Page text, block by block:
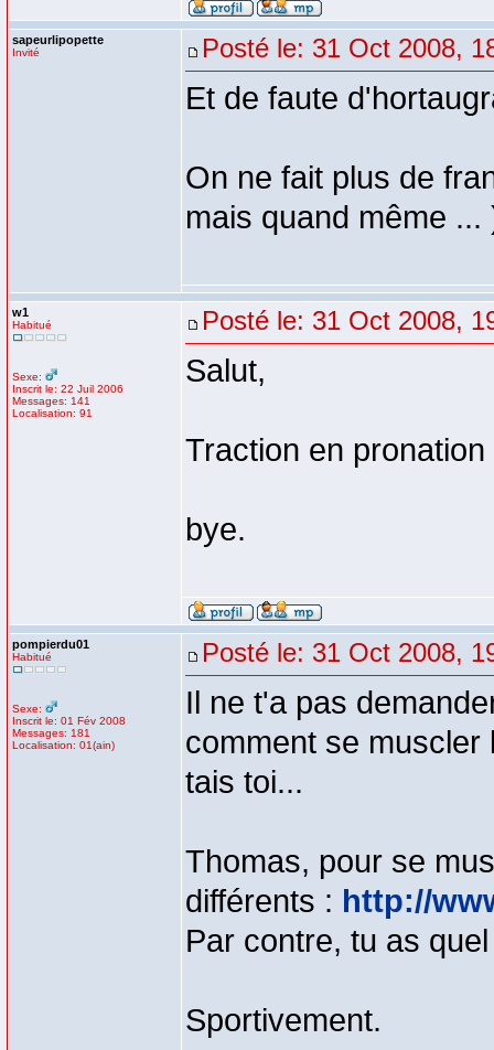
sapeurlipopette
Invité Posté le: 31 Oct 2008,
Et de faute
On ne fait plus de
mais quand même ...
w1
Habitué
Sexe:
Inscrit le: 22 Juil 2006
Messages: 141
Localisation: 91
Posté le: 31 Oct 2008,
Salut,
Traction en
bye.
pompierdu01
Habitué
Sexe:
Inscrit le: 01 Fév 2008
Messages: 181
Localisation: 01(ain)
Posté le: 31 Oct 2008,
Il ne t'a pas
comment se
tais toi...
Thomas, pour se
différents : http://
Par contre, tu as
Sportivement.